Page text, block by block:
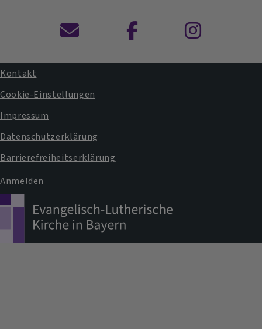
KontaktformularDekanat
Dekanat
Fußbereichsmenü
Kontakt
Cookie-Einstellungen
Impressum
Datenschutzerklärung
Barrierefreiheitserklärung
Benutzermenü
Anmelden